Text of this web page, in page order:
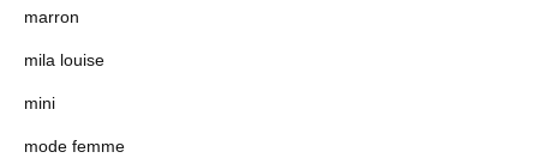
marron
mila louise
mini
mode femme